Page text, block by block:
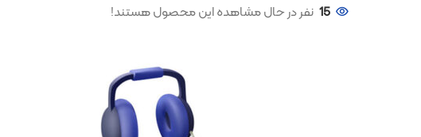
نفر در حال مشاهده این محصول هستند!